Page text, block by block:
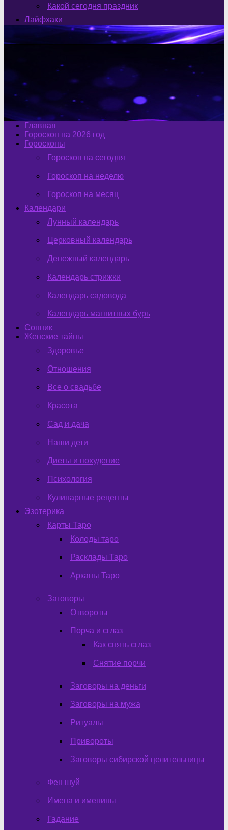
Какой сегодня праздник
Лайфхаки
Главная
Гороскоп на 2026 год
Гороскопы
Гороскоп на сегодня
Гороскоп на неделю
Гороскоп на месяц
Календари
Лунный календарь
Церковный календарь
Денежный календарь
Календарь стрижки
Календарь садовода
Календарь магнитных бурь
Сонник
Женские тайны
Здоровье
Отношения
Все о свадьбе
Красота
Сад и дача
Наши дети
Диеты и похудение
Психология
Кулинарные рецепты
Эзотерика
Карты Таро
Колоды таро
Расклады Таро
Арканы Таро
Заговоры
Отвороты
Порча и сглаз
Как снять сглаз
Снятие порчи
Заговоры на деньги
Заговоры на мужа
Ритуалы
Привороты
Заговоры сибирской целительницы
Фен шуй
Имена и именины
Гадание